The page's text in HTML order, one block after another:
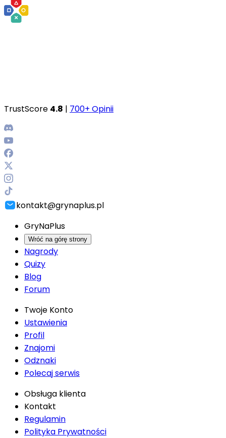
TrustScore 4.8 | 700+ Opinii
kontakt@grynaplus.pl
GryNaPlus
Wróć na górę strony
Nagrody
Quizy
Blog
Forum
Twoje Konto
Ustawienia
Profil
Znajomi
Odznaki
Polecaj serwis
Obsługa klienta
Kontakt
Regulamin
Polityka Prywatności